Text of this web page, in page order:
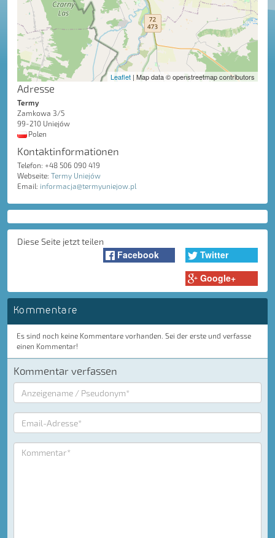
Leaflet | Map data © openstreetmap contributors
Adresse
Termy
Zamkowa 3/5
99-210 Uniejów
Polen
Kontaktinformationen
Telefon: +48 506 090 419
Webseite: Termy Uniejów
Email: informacja@termyuniejow.pl
Diese Seite jetzt teilen
Facebook
Twitter
Google+
Kommentare
Es sind noch keine Kommentare vorhanden. Sei der erste und verfasse
einen Kommentar!
Kommentar verfassen